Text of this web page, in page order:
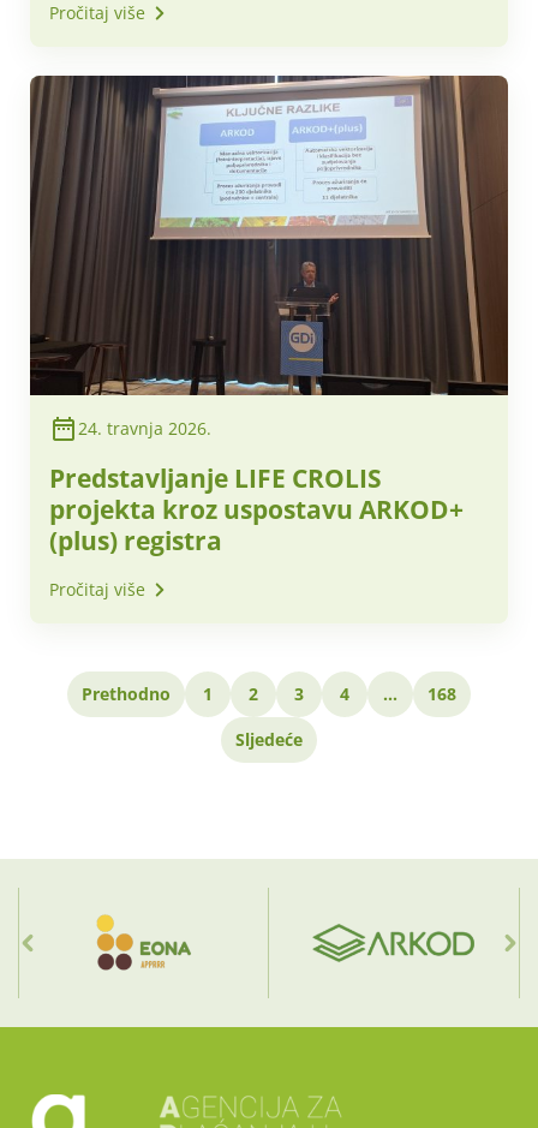
godinu od 1. do 31. svibnja 2026.
Pročitaj više
24. travnja 2026.
Predstavljanje LIFE CROLIS
projekta kroz uspostavu ARKOD+
(plus) registra
Pročitaj više
Prethodno 1 2 3 4 …
168
Sljedeće